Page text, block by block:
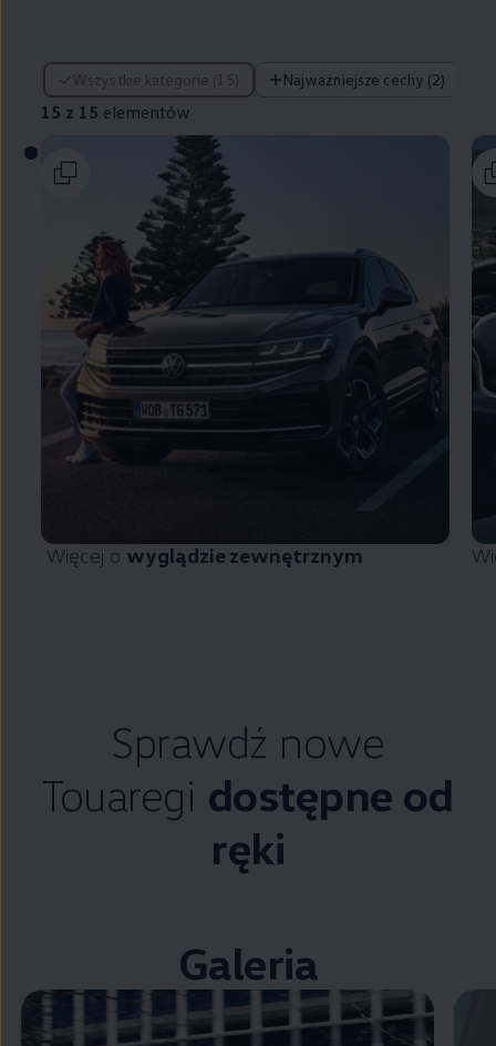
Wszystkie kategorie (15) Najważniejsze cechy (2)
15 z 15 elementów
15 z 15 elementów
Więcej o wyglądzie zewnętrznym
Sprawdź nowe
Touaregi dostępne od
ręki
Galeria
Zamknij widok pełnoekranowy